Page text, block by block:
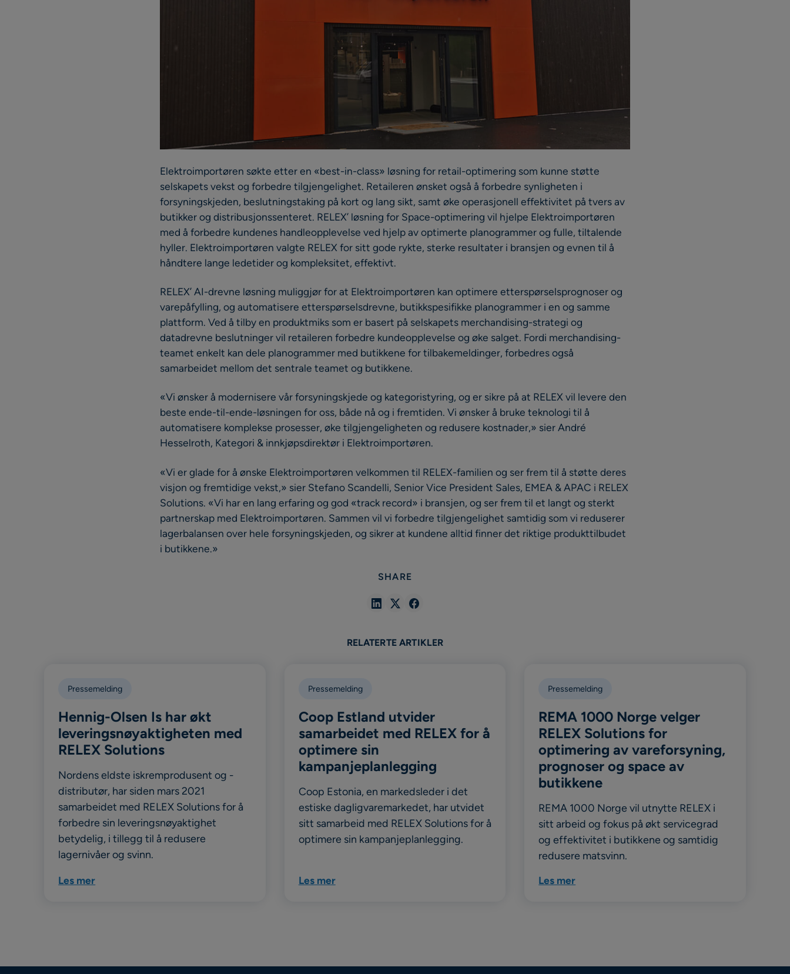
Elektroimportøren søkte etter en «best-in-class» løsning for retail-optimering som kunne støtte
selskapets vekst og forbedre tilgjengelighet. Retaileren ønsket også å forbedre synligheten i
forsyningskjeden, beslutningstaking på kort og lang sikt, samt øke operasjonell effektivitet på tvers av
butikker og distribusjonssenteret. RELEX’ løsning for Space-optimering vil hjelpe Elektroimportøren
med å forbedre kundenes handleopplevelse ved hjelp av optimerte planogrammer og fulle, tiltalende
hyller. Elektroimportøren valgte RELEX for sitt gode rykte, sterke resultater i bransjen og evnen til å
håndtere lange ledetider og kompleksitet, effektivt.
RELEX’ AI-drevne løsning muliggjør for at Elektroimportøren kan optimere etterspørselsprognoser og
varepåfylling, og automatisere etterspørselsdrevne, butikkspesifikke planogrammer i en og samme
plattform. Ved å tilby en produktmiks som er basert på selskapets merchandising-strategi og
datadrevne beslutninger vil retaileren forbedre kundeopplevelse og øke salget. Fordi merchandising-
teamet enkelt kan dele planogrammer med butikkene for tilbakemeldinger, forbedres også
samarbeidet mellom det sentrale teamet og butikkene.
«Vi ønsker å modernisere vår forsyningskjede og kategoristyring, og er sikre på at RELEX vil levere den
beste ende-til-ende-løsningen for oss, både nå og i fremtiden. Vi ønsker å bruke teknologi til å
automatisere komplekse prosesser, øke tilgjengeligheten og redusere kostnader,» sier André
Hesselroth, Kategori & innkjøpsdirektør i Elektroimportøren.
«Vi er glade for å ønske Elektroimportøren velkommen til RELEX-familien og ser frem til å støtte deres
visjon og fremtidige vekst,» sier Stefano Scandelli, Senior Vice President Sales, EMEA & APAC i RELEX
Solutions. «Vi har en lang erfaring og god «track record» i bransjen, og ser frem til et langt og sterkt
partnerskap med Elektroimportøren. Sammen vil vi forbedre tilgjengelighet samtidig som vi reduserer
lagerbalansen over hele forsyningskjeden, og sikrer at kundene alltid finner det riktige produkttilbudet
i butikkene.»
SHARE
ShareShareShare
RELATERTE ARTIKLER
Pressemelding
Hennig-Olsen Is har økt
leveringsnøyaktigheten med
RELEX Solutions
Nordens eldste iskremprodusent og -
distributør, har siden mars 2021
samarbeidet med RELEX Solutions for å
forbedre sin leveringsnøyaktighet
betydelig, i tillegg til å redusere
lagernivåer og svinn.
Les mer
Pressemelding
Coop Estland utvider
samarbeidet med RELEX for å
optimere sin
kampanjeplanlegging
Coop Estonia, en markedsleder i det
estiske dagligvaremarkedet, har utvidet
sitt samarbeid med RELEX Solutions for å
optimere sin kampanjeplanlegging.
Les mer
Pressemelding
REMA 1000 Norge velger
RELEX Solutions for
optimering av vareforsyning,
prognoser og space av
butikkene
REMA 1000 Norge vil utnytte RELEX i
sitt arbeid og fokus på økt servicegrad
og effektivitet i butikkene og samtidig
redusere matsvinn.
Les mer